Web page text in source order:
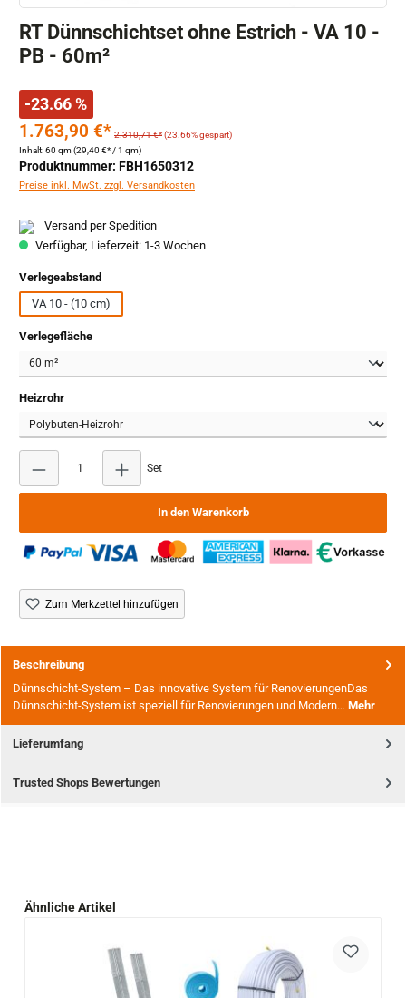
RT Dünnschichtset ohne Estrich - VA 10 -
PB - 60m²
-23.66 %
1.763,90 €* 2.310,71 €*(23.66% gespart)
Inhalt:60 qm (29,40 €* / 1 qm)
Produktnummer: FBH1650312
Preise inkl. MwSt. zzgl. Versandkosten
Versand per Spedition
Verfügbar, Lieferzeit: 1-3 Wochen
Verlegeabstandauswählen
VA 10 - (10 cm)
Verlegeflächeauswählen
Heizrohrauswählen
Set
In den Warenkorb
Zum Merkzettel hinzufügen
Beschreibung
Dünnschicht-System – Das innovative System für RenovierungenDas
Dünnschicht-System ist speziell für Renovierungen und Modern… Mehr
Lieferumfang
Trusted Shops Bewertungen
Produktgalerie überspringen
Ähnliche Artikel